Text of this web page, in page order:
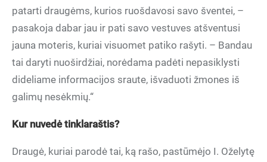
patarti draugėms, kurios ruošdavosi savo šventei, –
pasakoja dabar jau ir pati savo vestuves atšventusi
jauna moteris, kuriai visuomet patiko rašyti. – Bandau
tai daryti nuoširdžiai, norėdama padėti nepasiklysti
dideliame informacijos sraute, išvaduoti žmones iš
galimų nesėkmių.“
Kur nuvedė tinklaraštis?
Draugė, kuriai parodė tai, ką rašo, pastūmėjo I. Oželytę